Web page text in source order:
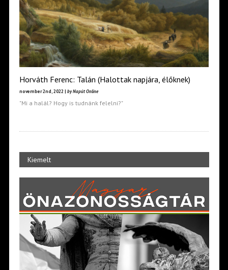
Horváth Ferenc: Talán (Halottak napjára, élőknek)
november 2nd, 2022 | by Napút Online
"Mi a halál? Hogy is tudnánk felelni?"
Kiemelt